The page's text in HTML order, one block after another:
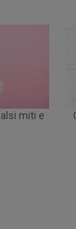
miti e